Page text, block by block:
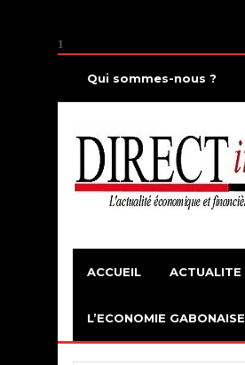
1
Qui sommes-nous ?
ACCUEIL ACTUALITE
L’ECONOMIE GABONAISE